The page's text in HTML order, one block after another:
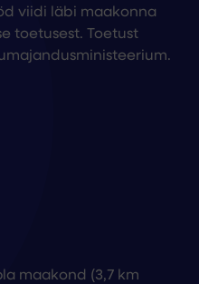
viidi läbi maakonna
toetusest. Toetust
maakond (3,7 km